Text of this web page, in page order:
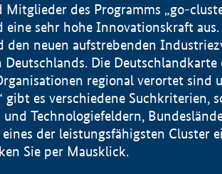
des Programms „go-
eine sehr hohe Innovationskraft
den neuen aufstrebenden
Deutschlands. Die
regional verortet sind
es verschiedene Suchkriterien,
Technologiefeldern,
der leistungsfähigsten
Sie per Mausklick.